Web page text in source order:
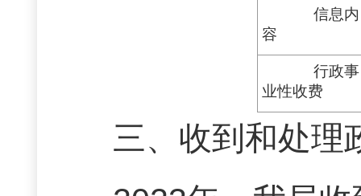
信息内
容
行政事
业性收费
三、收到和处理